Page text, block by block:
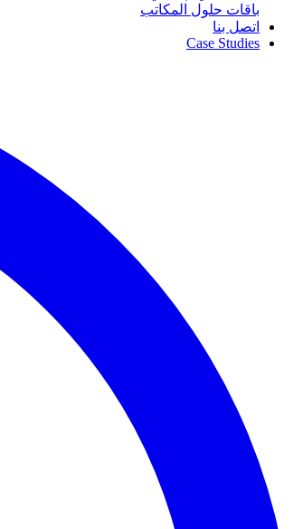
باقات حلول المكاتب
اتصل بنا
Case Studies